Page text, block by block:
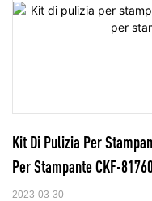
Kit Di Pulizia Per
Per Stampante CKF-
2023-03-30